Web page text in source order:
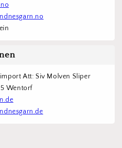
Att: Siv Molven Sliper
Wentorf